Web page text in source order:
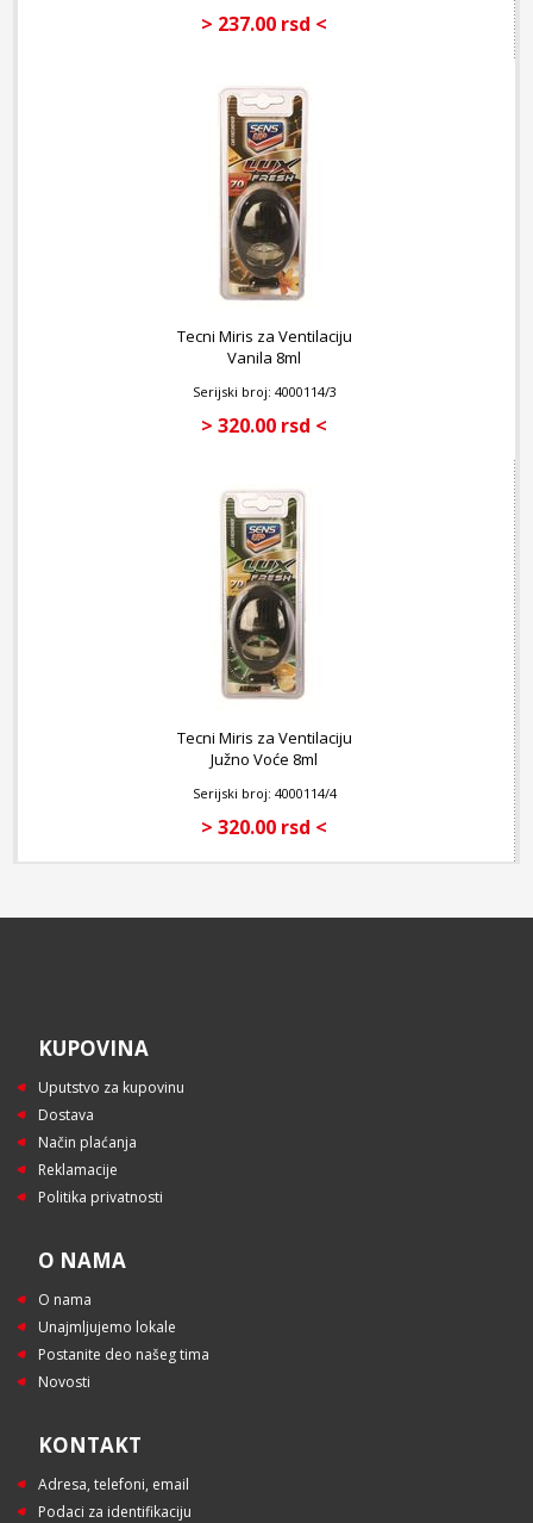
> 237.00 rsd <
Tecni Miris za Ventilaciju
Vanila 8ml
Serijski broj: 4000114/3
> 320.00 rsd <
Tecni Miris za Ventilaciju
Južno Voće 8ml
Serijski broj: 4000114/4
> 320.00 rsd <
KUPOVINA
Uputstvo za kupovinu
Dostava
Način plaćanja
Reklamacije
Politika privatnosti
O NAMA
O nama
Unajmljujemo lokale
Postanite deo našeg tima
Novosti
KONTAKT
Adresa, telefoni, email
Podaci za identifikaciju